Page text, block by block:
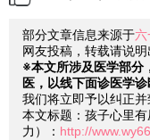
部分文章信息来源于六
网友投稿，转载请说明
※本文所涉及医学部分
医，以线下面诊医学诊
我们将立即予以纠正并
本文标题：孩子心里
力）： http://